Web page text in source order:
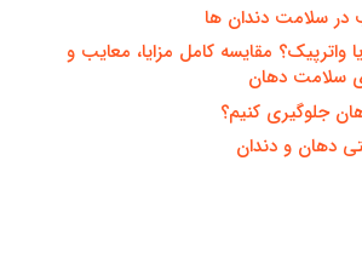
در سلامت دندان ها
واترپیک؟ مقایسه کامل مزایا، معایب و
سلامت دهان
جلوگیری کنیم؟
دهان و دندان